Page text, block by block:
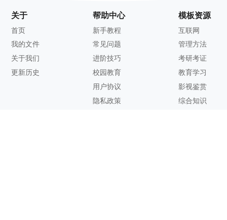
关于
首页
我的文件
关于我们
更新历史
帮助中心
新手教程
常见问题
进阶技巧
校园教育
用户协议
隐私政策
模板资源
互联网
管理方法
考研考证
教育学习
影视鉴赏
综合知识